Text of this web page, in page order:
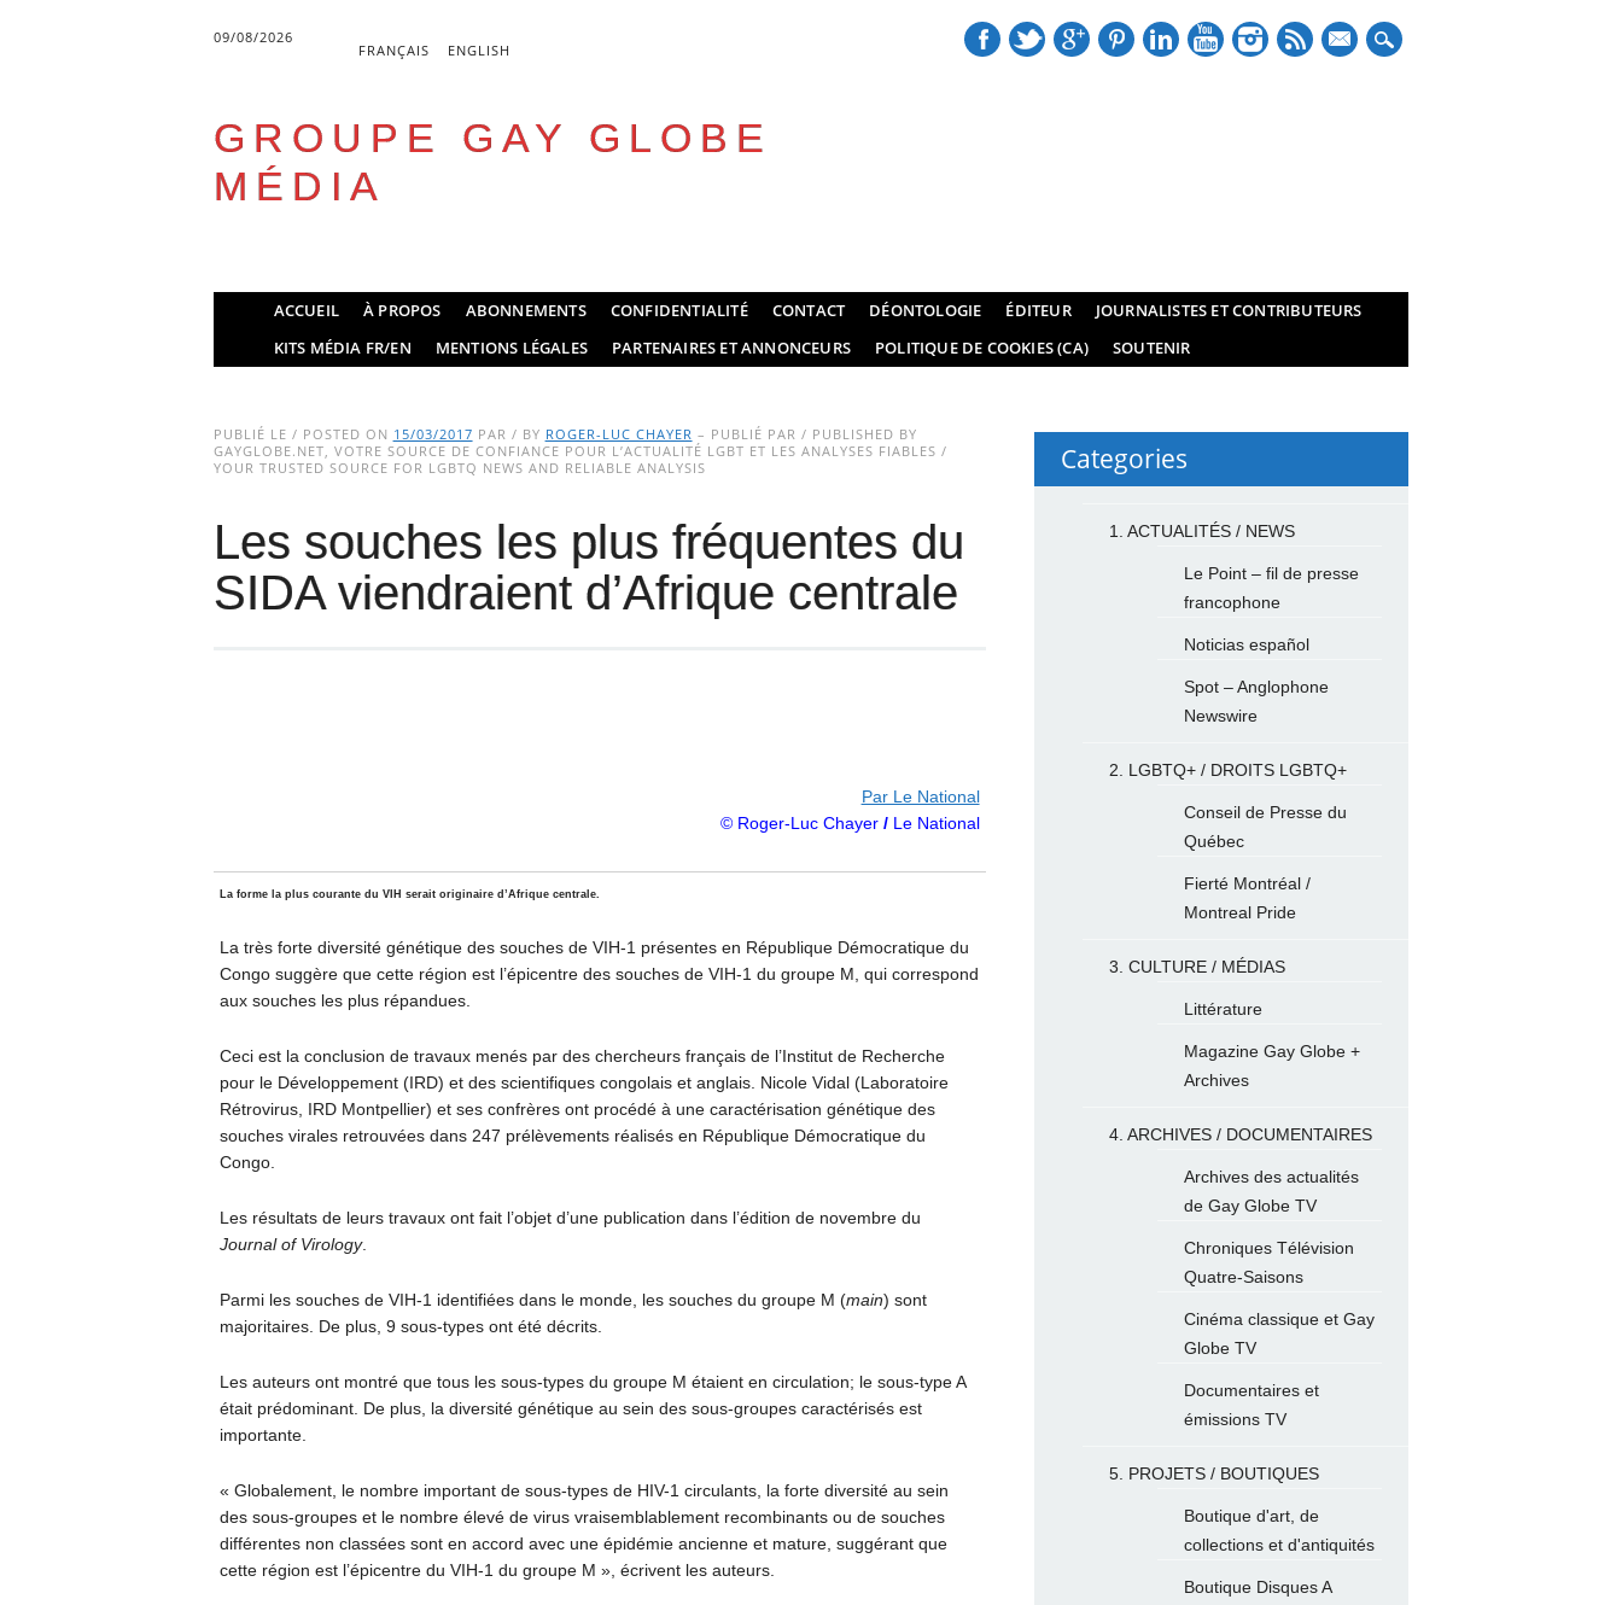
09/08/2026
FRANÇAIS ENGLISH
mail
GROUPE GAY GLOBE
MÉDIA
Main menu
ACCUEIL À PROPOS ABONNEMENTS CONFIDENTIALITÉ CONTACT DÉONTOLOGIE ÉDITEUR
JOURNALISTES ET CONTRIBUTEURS
KITS MÉDIA FR/EN
MENTIONS LÉGALES PARTENAIRES ET ANNONCEURS POLITIQUE DE COOKIES (CA) SOUTENIR
PUBLIÉ LE / POSTED ON 15/03/2017 PAR / BY ROGER-LUC CHAYER – PUBLIÉ PAR / PUBLISHED BY
GAYGLOBE.NET, VOTRE SOURCE DE CONFIANCE POUR L’ACTUALITÉ LGBT ET LES ANALYSES FIABLES /
YOUR TRUSTED SOURCE FOR LGBTQ NEWS AND RELIABLE ANALYSIS
Les souches les plus fréquentes du
SIDA viendraient d’Afrique centrale
Par Le National
© Roger-Luc Chayer/Le National
La forme la plus courante du VIH serait originaire d’Afrique centrale.
La très forte diversité génétique des souches de VIH-1 présentes en République Démocratique du
Congo suggère que cette région est l’épicentre des souches de VIH-1 du groupe M, qui correspond
aux souches les plus répandues.
Ceci est la conclusion de travaux menés par des chercheurs français de l’Institut de Recherche
pour le Développement (IRD) et des scientifiques congolais et anglais. Nicole Vidal (Laboratoire
Rétrovirus, IRD Montpellier) et ses confrères ont procédé à une caractérisation génétique des
souches virales retrouvées dans 247 prélèvements réalisés en République Démocratique du
Congo.
Les résultats de leurs travaux ont fait l’objet d’une publication dans l’édition de novembre du
Journal of Virology.
Parmi les souches de VIH-1 identifiées dans le monde, les souches du groupe M (main) sont
majoritaires. De plus, 9 sous-types ont été décrits.
Les auteurs ont montré que tous les sous-types du groupe M étaient en circulation; le sous-type A
était prédominant. De plus, la diversité génétique au sein des sous-groupes caractérisés est
importante.
« Globalement, le nombre important de sous-types de HIV-1 circulants, la forte diversité au sein
des sous-groupes et le nombre élevé de virus vraisemblablement recombinants ou de souches
différentes non classées sont en accord avec une épidémie ancienne et mature, suggérant que
cette région est l’épicentre du VIH-1 du groupe M », écrivent les auteurs.
Categories
1. ACTUALITÉS / NEWS
Le Point – fil de presse
francophone
Noticias español
Spot – Anglophone
Newswire
2. LGBTQ+ / DROITS LGBTQ+
Conseil de Presse du
Québec
Fierté Montréal /
Montreal Pride
3. CULTURE / MÉDIAS
Littérature
Magazine Gay Globe +
Archives
4. ARCHIVES / DOCUMENTAIRES
Archives des actualités
de Gay Globe TV
Chroniques Télévision
Quatre-Saisons
Cinéma classique et Gay
Globe TV
Documentaires et
émissions TV
5. PROJETS / BOUTIQUES
Boutique d'art, de
collections et d'antiquités
Boutique Disques A